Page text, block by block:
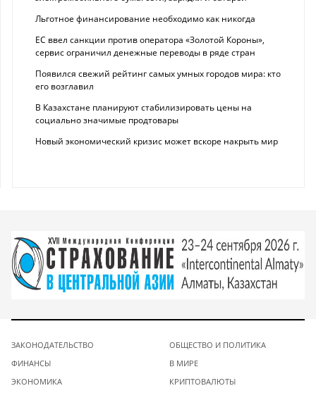
Льготное финансирование необходимо как никогда
ЕС ввел санкции против оператора «Золотой Короны»,
сервис ограничил денежные переводы в ряде стран
Появился свежий рейтинг самых умных городов мира: кто
его возглавил
В Казахстане планируют стабилизировать цены на
социально значимые продтовары
Новый экономический кризис может вскоре накрыть мир
ЗАКОНОДАТЕЛЬСТВО
ФИНАНСЫ
ЭКОНОМИКА
ОБЩЕСТВО И ПОЛИТИКА
В МИРЕ
КРИПТОВАЛЮТЫ